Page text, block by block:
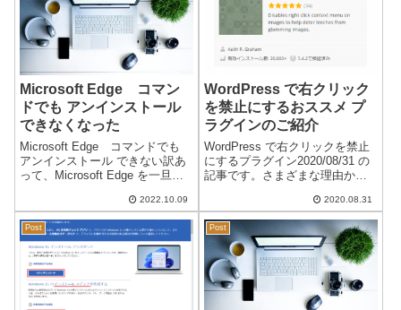
Microsoft Edge コマン
ドでも アンインストール
できなくなった
Microsoft Edge コマンドでも
アンインストール できない訳あ
って、Microsoft Edge を一旦削
としましたが、コマンド でも ア
ンインストール ができなくなっ
ていました。少し前から、Micr...
2022.10.09
WordPress で右クリック
を禁止にするおススメ プ
ラグインのご紹介
WordPress で右クリックを禁止
にするプラグイン2020/08/31 の
記事です。さまざまな理由か
を禁止にしたいことがありま
す。通常のサイトでは、HTMLタ
グ や CSS で右クリックやドラ
ッグを禁止にでき...
2020.08.31
Post Post